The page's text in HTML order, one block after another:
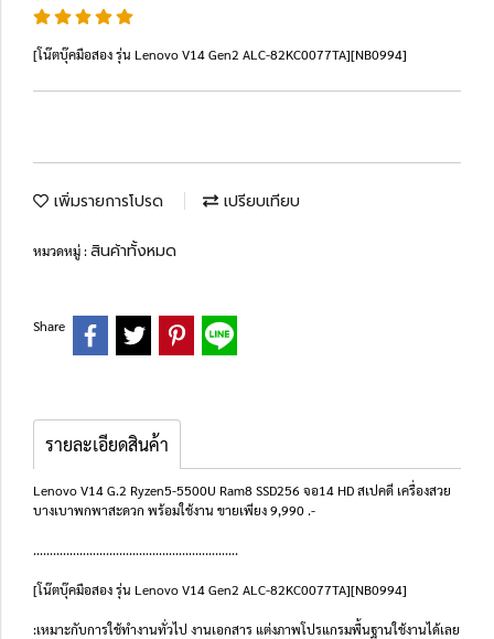
[โน๊ตบุ๊คมือสอง รุ่น Lenovo V14 Gen2 ALC-82KC0077TA][NB0994]
เพิ่มรายการโปรด เปรียบเทียบ
หมวดหมู่ :สินค้าทั้งหมด
Share
รายละเอียดสินค้า
Lenovo V14 G.2 Ryzen5-5500U Ram8 SSD256 จอ14 HD สเปคดี เครื่องสวย
บางเบาพกพาสะดวก พร้อมใช้งาน ขายเพียง 9,990 .-
..............................................................
[โน๊ตบุ๊คมือสอง รุ่น Lenovo V14 Gen2 ALC-82KC0077TA][NB0994]
:เหมาะกับการใช้ทำงานทั่วไป งานเอกสาร แต่งภาพโปรแกรมพื้นฐานใช้งานได้เลย